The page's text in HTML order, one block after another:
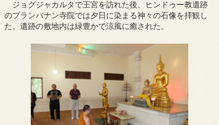
ジョグジャカルタで王宮を訪れた後、ヒンドゥー教遺跡
のプランバナン寺院では夕日に染まる神々の石像を拝観し
た。遺跡の敷地内は緑豊かで涼風に癒された。